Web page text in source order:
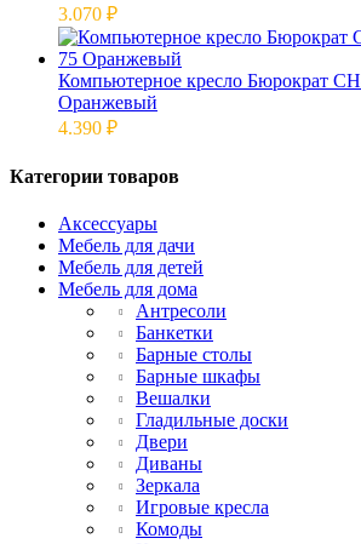
3.070 ₽
Компьютерное кресло Бюрократ
Оранжевый
4.390 ₽
Категории товаров
Аксессуары
Мебель для дачи
Мебель для детей
Мебель для дома
Антресоли
Банкетки
Барные столы
Барные шкафы
Вешалки
Гладильные доски
Двери
Диваны
Зеркала
Игровые кресла
Комоды